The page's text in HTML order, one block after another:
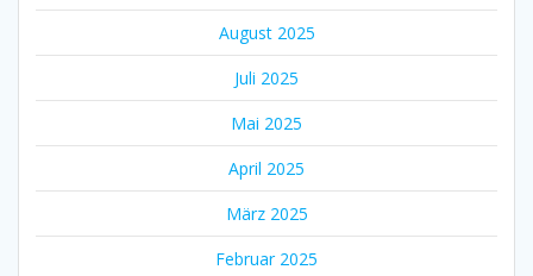
August 2025
Juli 2025
Mai 2025
April 2025
März 2025
Februar 2025